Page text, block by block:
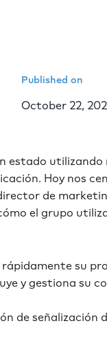
Published on
October 22,
estado
Hoy nos
de
el grupo
su
y gestiona su
de señalización